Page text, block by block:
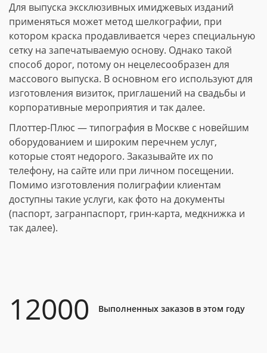
Для выпуска эксклюзивных имиджевых изданий
применяться может метод шелкографии, при
котором краска продавливается через специальную
сетку на запечатываемую основу. Однако такой
способ дорог, потому он нецелесообразен для
массового выпуска. В основном его используют для
изготовления визиток, приглашений на свадьбы и
корпоративные мероприятия и так далее.
Плоттер-Плюс — типография в Москве с новейшим
оборудованием и широким перечнем услуг,
которые стоят недорого. Заказывайте их по
телефону, на сайте или при личном посещении.
Помимо изготовления полиграфии клиентам
доступны такие услуги, как фото на документы
(паспорт, загранпаспорт, грин-карта, медкнижка и
так далее).
12000 Выполненных заказов в этом году